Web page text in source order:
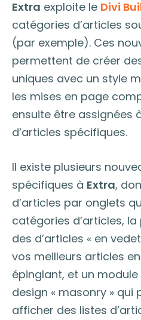
Extra exploite le Divi
catégories d’articles
(par exemple). Ces
permettent de créer
uniques avec un style
les mises en page
ensuite être assignées
d’articles spécifiques.
Il existe plusieurs
spécifiques à Extra,
d’articles par onglets
catégories d’articles,
des d’articles « en
vos meilleurs articles
épinglant, et un
design « masonry » qui
afficher des listes